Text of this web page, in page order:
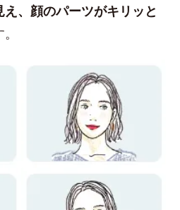
、顔のパーツがキリッと